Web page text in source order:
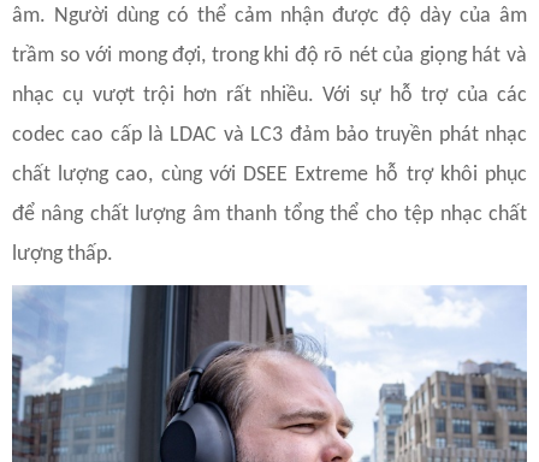
âm. Người dùng có thể cảm nhận được độ dày của âm
trầm so với mong đợi, trong khi độ rõ nét của giọng hát và
nhạc cụ vượt trội hơn rất nhiều. Với sự hỗ trợ của các
codec cao cấp là LDAC và LC3 đảm bảo truyền phát nhạc
chất lượng cao, cùng với DSEE Extreme hỗ trợ khôi phục
để nâng chất lượng âm thanh tổng thể cho tệp nhạc chất
lượng thấp.